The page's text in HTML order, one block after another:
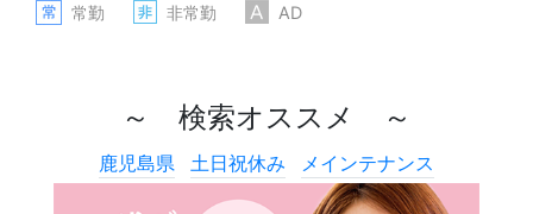
常勤 非常勤 AD
～ 検索オススメ ～
鹿児島県 土日祝休み メインテナンス